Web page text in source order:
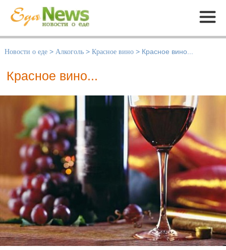
Меню
Новости о еде > Алкоголь > Красное вино > Красное вино...
Красное вино...